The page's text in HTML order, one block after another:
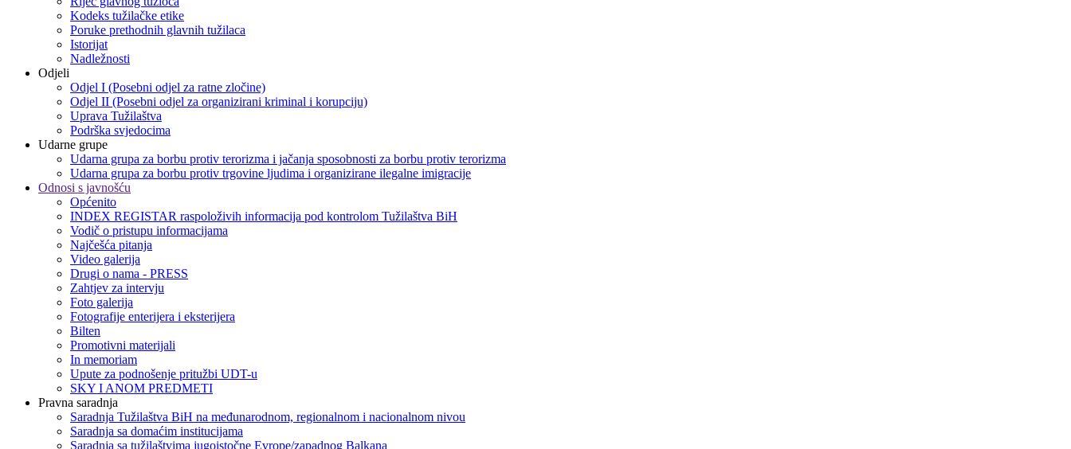
Kodeks tužilačke etike
Poruke prethodnih glavnih tužilaca
Istorijat
Nadležnosti
Odjeli
Odjel I (Posebni odjel za ratne zločine)
Odjel II (Posebni odjel za organizirani kriminal i korupciju)
Uprava Tužilaštva
Podrška svjedocima
Udarne grupe
Udarna grupa za borbu protiv terorizma i jačanja sposobnosti za borbu protiv terorizma
Udarna grupa za borbu protiv trgovine ljudima i organizirane ilegalne imigracije
Odnosi s javnošću
Općenito
INDEX REGISTAR raspoloživih informacija pod kontrolom Tužilaštva BiH
Vodič o pristupu informacijama
Najčešća pitanja
Video galerija
Drugi o nama - PRESS
Zahtjev za intervju
Foto galerija
Fotografije enterijera i eksterijera
Bilten
Promotivni materijali
In memoriam
Upute za podnošenje pritužbi UDT-u
SKY I ANOM PREDMETI
Pravna saradnja
Saradnja Tužilaštva BiH na međunarodnom, regionalnom i nacionalnom nivou
Saradnja sa domaćim institucijama
Saradnja sa tužilaštvima jugoistočne Evrope/zapadnog Balkana